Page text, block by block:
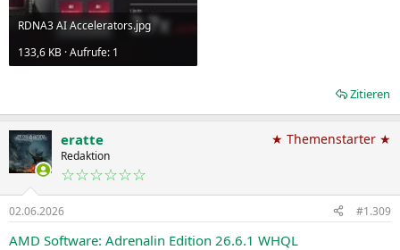
RDNA3 AI Accelerators.jpg
133,6 KB · Aufrufe: 1
Zitieren
eratte
Redaktion
☆☆☆☆☆☆
★ Themenstarter ★
02.06.2026 #1.309
AMD Software: Adrenalin Edition 26.6.1 WHQL